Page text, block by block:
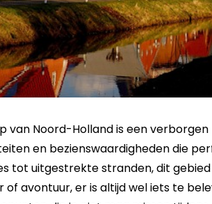
van Noord-Holland is een
en bezienswaardigheden die
tot uitgestrekte stranden, dit
of avontuur, er is altijd wel iets te